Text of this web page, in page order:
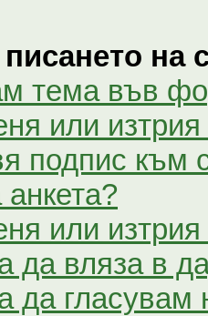
на
тема във
или
подпис към
или изтрия
да вляза в
да гласувам